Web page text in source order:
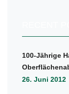
100-Jährige
26. Juni 2012